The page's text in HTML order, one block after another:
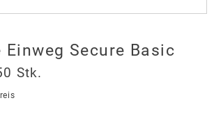
Einweg Secure Basic
Stk.